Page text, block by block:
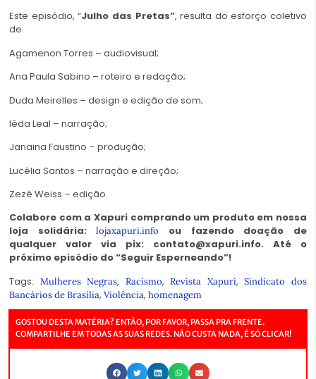
Este episódio, “Julho das Pretas”, resulta do esforço coletivo
de:
Agamenon Torres – audiovisual;
Ana Paula Sabino – roteiro e redação;
Duda Meirelles – design e edição de som;
Iêda Leal – narração;
Janaina Faustino – produção;
Lucélia Santos – narração e direção;
Zezé Weiss – edição.
Colabore com a Xapuri comprando um produto em nossa
loja solidária:lojaxapuri.info
ou fazendo doação de
qualquer valor via pix: contato@xapuri.info. Até o
próximo episódio do “Seguir Esperneando”!
Tags: Mulheres Negras, Racismo,Revista Xapuri,Sindicato dos
Bancários de Brasília, Violência, homenagem
GOSTOU DESTA MATÉRIA? ENTÃO, POR FAVOR, PASSA PRA FRENTE.
COMPARTILHE EM TODAS AS SUAS REDES. NÃO CUSTA NADA, É SÓ CLICAR!